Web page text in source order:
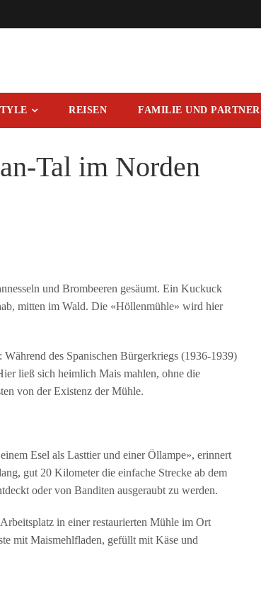
REISEN FAMILIE UND
Tal im Norden
und Brombeeren gesäumt. Ein Kuckuck
mitten im Wald. Die «Höllenmühle» wird hier
des Spanischen Bürgerkriegs (1936-1939)
ließ sich heimlich Mais mahlen, ohne die
von der Existenz der Mühle.
Esel als Lasttier und einer Öllampe», erinnert
gut 20 Kilometer die einfache Strecke ab dem
oder von Banditen ausgeraubt zu werden.
in einer restaurierten Mühle im Ort
mit Maismehlfladen, gefüllt mit Käse und